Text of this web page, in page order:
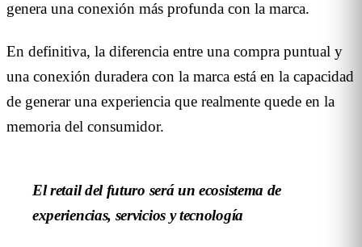
genera una conexión más profunda con la marca.
En definitiva, la diferencia entre una compra puntual y
una conexión duradera con la marca está en la capacidad
de generar una experiencia que realmente quede en la
memoria del consumidor.
El retail del futuro será un ecosistema de
experiencias, servicios y tecnología